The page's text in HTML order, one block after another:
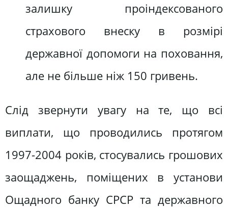
залишку проіндексованого
страхового внеску в розмірі
державної допомоги на поховання,
але не більше ніж 150 гривень.
Слід звернути увагу на те, що всі
виплати, що проводились протягом
1997-2004 років, стосувались грошових
заощаджень, поміщених в установи
Ощадного банку СРСР та державного